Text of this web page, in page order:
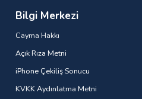
Bilgi Merkezi
Cayma Hakkı
Açık Rıza Metni
iPhone Çekiliş Sonucu
KVKK Aydınlatma Metni